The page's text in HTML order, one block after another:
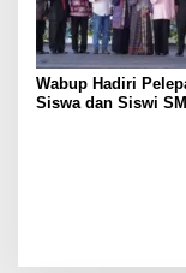
Wabup Hadiri
Siswa dan Siswi